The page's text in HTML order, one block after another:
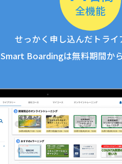
全機能
せっかく申し込んだトライ
Smart Boardingは無料期間から